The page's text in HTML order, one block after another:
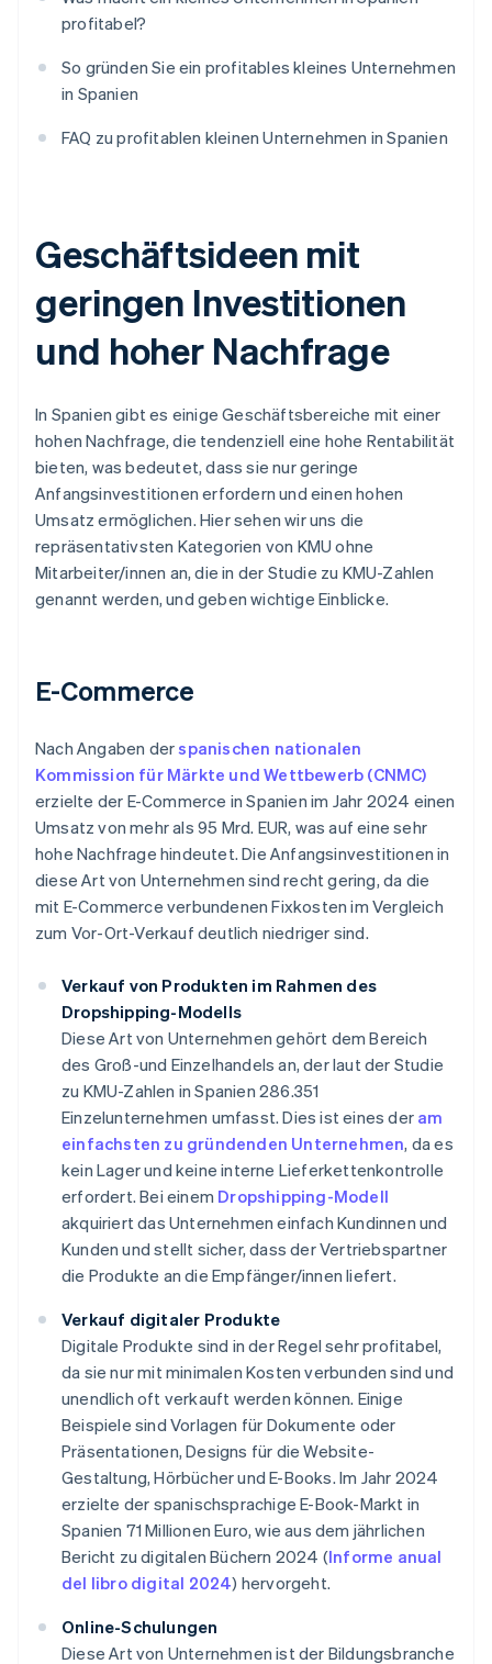
profitabel?
So gründen Sie ein profitables kleines Unternehmen
in Spanien
FAQ zu profitablen kleinen Unternehmen in Spanien
Geschäftsideen mit
geringen Investitionen
und hoher Nachfrage
In Spanien gibt es einige Geschäftsbereiche mit einer
hohen Nachfrage, die tendenziell eine hohe Rentabilität
bieten, was bedeutet, dass sie nur geringe
Anfangsinvestitionen erfordern und einen hohen
Umsatz ermöglichen. Hier sehen wir uns die
repräsentativsten Kategorien von KMU ohne
Mitarbeiter/innen an, die in der Studie zu KMU-Zahlen
genannt werden, und geben wichtige Einblicke.
E-Commerce
Nach Angaben derspanischen nationalen
Kommission für Märkte und Wettbewerb (CNMC)
erzielte der E-Commerce in Spanien im Jahr 2024 einen
Umsatz von mehr als 95 Mrd. EUR, was auf eine sehr
hohe Nachfrage hindeutet. Die Anfangsinvestitionen in
diese Art von Unternehmen sind recht gering, da die
mit E-Commerce verbundenen Fixkosten im Vergleich
zum Vor-Ort-Verkauf deutlich niedriger sind.
Verkauf von Produkten im Rahmen des
Dropshipping-Modells
Diese Art von Unternehmen gehört dem Bereich
des Groß-und Einzelhandels an, der laut der Studie
zu KMU-Zahlen in Spanien 286.351
Einzelunternehmen umfasst. Dies ist eines der am
einfachsten zu gründenden Unternehmen, da es
kein Lager und keine interne Lieferkettenkontrolle
erfordert. Bei einem Dropshipping-Modell
akquiriert das Unternehmen einfach Kundinnen und
Kunden und stellt sicher, dass der Vertriebspartner
die Produkte an die Empfänger/innen liefert.
Verkauf digitaler Produkte
Digitale Produkte sind in der Regel sehr profitabel,
da sie nur mit minimalen Kosten verbunden sind und
unendlich oft verkauft werden können. Einige
Beispiele sind Vorlagen für Dokumente oder
Präsentationen, Designs für die Website-
Gestaltung, Hörbücher und E-Books. Im Jahr 2024
erzielte der spanischsprachige E-Book-Markt in
Spanien 71 Millionen Euro, wie aus dem jährlichen
Bericht zu digitalen Büchern 2024 (Informe anual
del libro digital 2024) hervorgeht.
Online-Schulungen
Diese Art von Unternehmen ist der Bildungsbranche